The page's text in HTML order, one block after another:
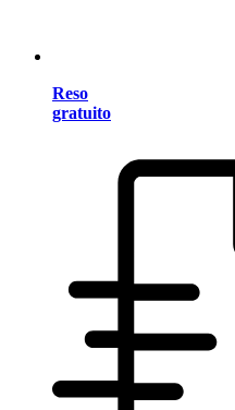
Reso
gratuito